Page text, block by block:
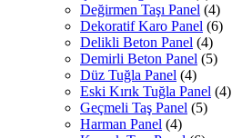
Değirmen Taşı Panel (4)
Dekoratif Karo Panel (6)
Delikli Beton Panel (4)
Demirli Beton Panel (5)
Düz Tuğla Panel (4)
Eski Kırık Tuğla Panel (4)
Geçmeli Taş Panel (5)
Harman Panel (4)